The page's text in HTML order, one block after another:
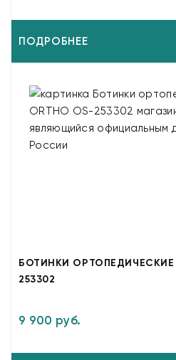
ПОДРОБНЕЕ
БОТИНКИ ОРТОПЕДИЧЕСКИЕ
253302
9 900 руб.